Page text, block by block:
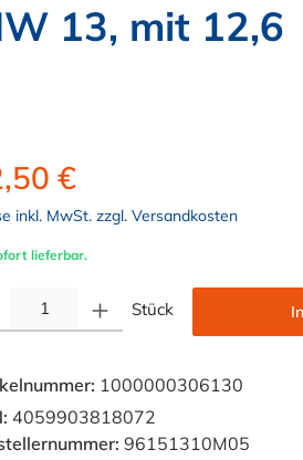
13, mit 12,6
€
inkl. MwSt. zzgl. Versandkosten
lieferbar.
Stück
1000000306130
4059903818072
96151310M05